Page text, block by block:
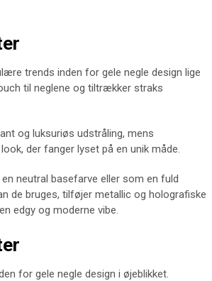
trends inden for gele negle design lige
til neglene og tiltrækker straks
og luksuriøs udstråling, mens
der fanger lyset på en unik måde.
neutral basefarve eller som en fuld
de bruges, tilføjer metallic og holografiske
edgy og moderne vibe.
for gele negle design i øjeblikket.